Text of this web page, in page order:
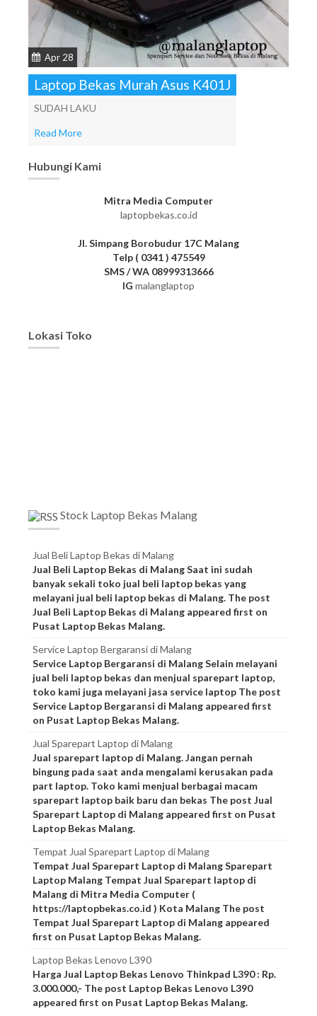
Apr 28
Laptop Bekas Murah Asus K401J
SUDAH LAKU
Read More
Hubungi Kami
Mitra Media Computer
laptopbekas.co.id
Jl. Simpang Borobudur 17C Malang
Telp ( 0341 ) 475549
SMS / WA 08999313666
IG malanglaptop
Lokasi Toko
Stock Laptop Bekas Malang
Jual Beli Laptop Bekas di Malang
Jual Beli Laptop Bekas di Malang Saat ini sudah
banyak sekali toko jual beli laptop bekas yang
melayani jual beli laptop bekas di Malang. The post
Jual Beli Laptop Bekas di Malang appeared first on
Pusat Laptop Bekas Malang.
Service Laptop Bergaransi di Malang
Service Laptop Bergaransi di Malang Selain melayani
jual beli laptop bekas dan menjual sparepart laptop,
toko kami juga melayani jasa service laptop The post
Service Laptop Bergaransi di Malang appeared first
on Pusat Laptop Bekas Malang.
Jual Sparepart Laptop di Malang
Jual sparepart laptop di Malang. Jangan pernah
bingung pada saat anda mengalami kerusakan pada
part laptop. Toko kami menjual berbagai macam
sparepart laptop baik baru dan bekas The post Jual
Sparepart Laptop di Malang appeared first on Pusat
Laptop Bekas Malang.
Tempat Jual Sparepart Laptop di Malang
Tempat Jual Sparepart Laptop di Malang Sparepart
Laptop Malang Tempat Jual Sparepart laptop di
Malang di Mitra Media Computer (
https://laptopbekas.co.id ) Kota Malang The post
Tempat Jual Sparepart Laptop di Malang appeared
first on Pusat Laptop Bekas Malang.
Laptop Bekas Lenovo L390
Harga Jual Laptop Bekas Lenovo Thinkpad L390 : Rp.
3.000.000,- The post Laptop Bekas Lenovo L390
appeared first on Pusat Laptop Bekas Malang.